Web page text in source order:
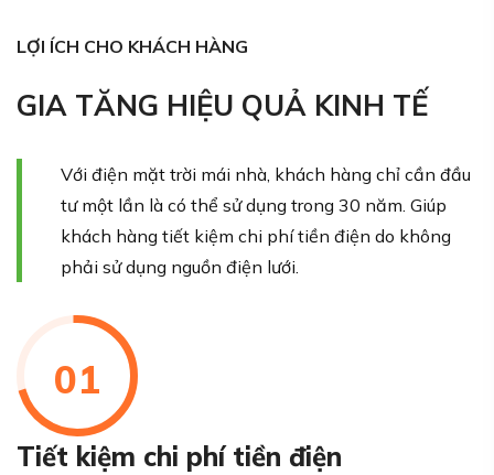
LỢI ÍCH CHO KHÁCH HÀNG
GIA TĂNG HIỆU QUẢ KINH TẾ
Với điện mặt trời mái nhà, khách hàng chỉ cần đầu
tư một lần là có thể sử dụng trong 30 năm. Giúp
khách hàng tiết kiệm chi phí tiền điện do không
phải sử dụng nguồn điện lưới.
01
Tiết kiệm chi phí tiền điện